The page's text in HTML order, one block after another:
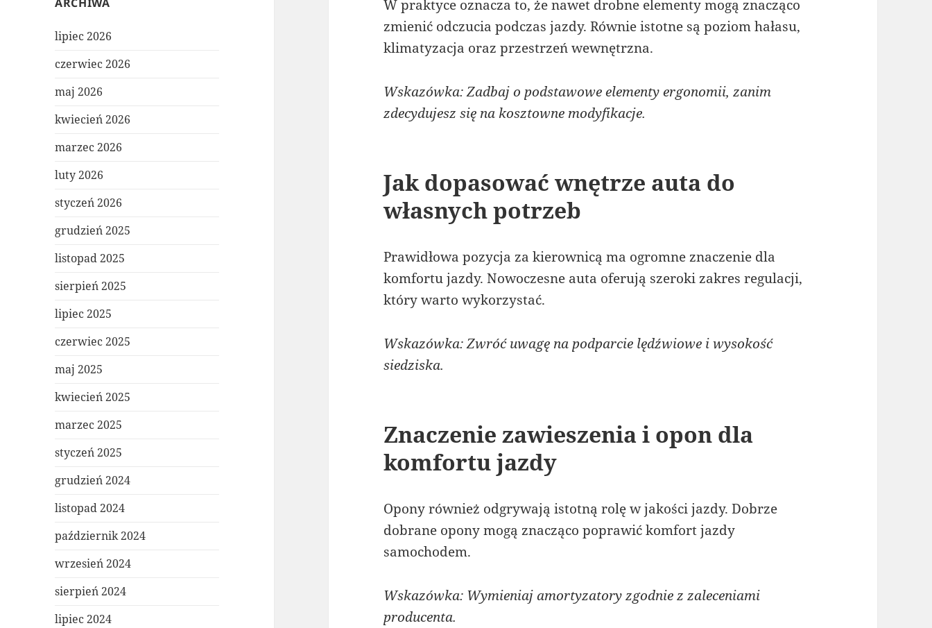
lipiec 2026
czerwiec 2026
maj 2026
kwiecień 2026
marzec 2026
luty 2026
styczeń 2026
grudzień 2025
listopad 2025
sierpień 2025
lipiec 2025
czerwiec 2025
maj 2025
kwiecień 2025
marzec 2025
styczeń 2025
grudzień 2024
listopad 2024
październik 2024
wrzesień 2024
sierpień 2024
lipiec 2024
W praktyce oznacza to, że nawet drobne elementy mogą znacząco
zmienić odczucia podczas jazdy. Równie istotne są poziom hałasu,
klimatyzacja oraz przestrzeń wewnętrzna.
Wskazówka: Zadbaj o podstawowe elementy ergonomii, zanim
zdecydujesz się na kosztowne modyfikacje.
Jak dopasować wnętrze auta do
własnych potrzeb
Prawidłowa pozycja za kierownicą ma ogromne znaczenie dla
komfortu jazdy. Nowoczesne auta oferują szeroki zakres regulacji,
który warto wykorzystać.
Wskazówka: Zwróć uwagę na podparcie lędźwiowe i wysokość
siedziska.
Znaczenie zawieszenia i opon dla
komfortu jazdy
Opony również odgrywają istotną rolę w jakości jazdy. Dobrze
dobrane opony mogą znacząco poprawić komfort jazdy
samochodem.
Wskazówka: Wymieniaj amortyzatory zgodnie z zaleceniami
producenta.